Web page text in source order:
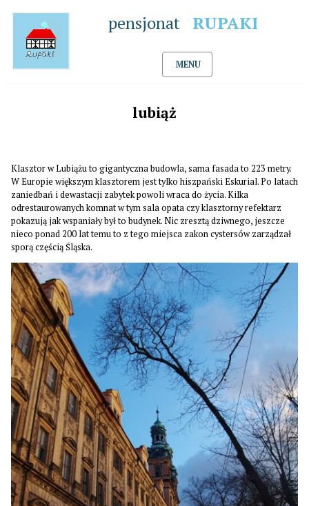
pensjonat RUPAKI
MENU
lubiąż
Klasztor w Lubiążu to gigantyczna budowla, sama fasada to 223 metry.
W Europie większym klasztorem jest tylko hiszpański Eskurial. Po latach
zaniedbań i dewastacji zabytek powoli wraca do życia. Kilka
odrestaurowanych komnat w tym sala opata czy klasztorny refektarz
pokazują jak wspaniały był to budynek. Nic zresztą dziwnego, jeszcze
nieco ponad 200 lat temu to z tego miejsca zakon cystersów zarządzał
sporą częścią Śląska.